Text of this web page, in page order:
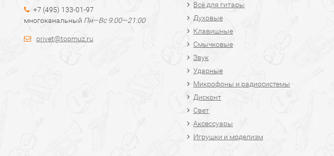
+7 (495) 133-01-97
многоканальный Пн—Вс 9:00—21:00
privet@topmuz.ru
Всё для гитары
Духовые
Клавишные
Смычковые
Звук
Ударные
Микрофоны и радиосистемы
Дисконт
Свет
Аксессуары
Игрушки и моделизм